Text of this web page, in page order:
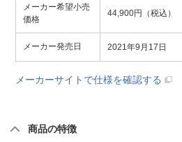
メーカー希望小売
価格
44,900円（税込）
メーカー発売日 2021年9月17日
メーカーサイトで仕様を確認する
商品の特徴